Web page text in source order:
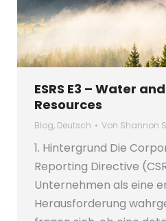
ESRS E3 – Water
Resources
Blog, Deutsch Von Shannon
1. Hintergrund Die
Reporting Directive
Unternehmen als eine
Herausforderung